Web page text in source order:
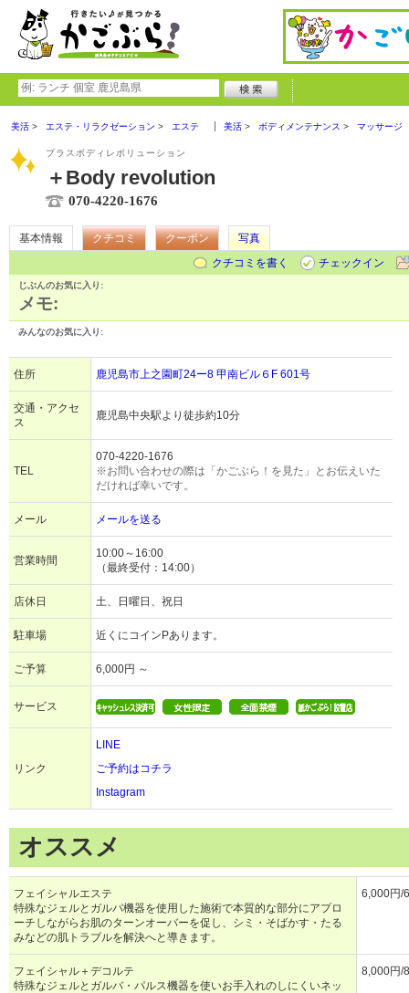
美活 エステ・リラクゼーション エステ 美活 ボディメンテナンス マッサージ
プラスボディレボリューション
＋Body revolution
070-4220-1676
基本情報 クチコミ クーポン
写真
クチコミを書く
チェックイン
じぶんのお気に入り:
メモ:
みんなのお気に入り:
住所 鹿児島市上之園町24ー8 甲南ビル６F 601号
交通・アクセ
ス
鹿児島中央駅より徒歩約10分
TEL
070-4220-1676
※お問い合わせの際は「かごぶら！を見た」とお伝えいた
だければ幸いです。
メール メールを送る
営業時間
10:00～16:00
（最終受付：14:00）
店休日 土、日曜日、祝日
駐車場 近くにコインPあります。
ご予算 6,000円 ～
サービス
リンク
LINE
ご予約はコチラ
Instagram
オススメ
フェイシャルエステ
特殊なジェルとガルバ機器を使用した施術で本質的な部分にアプロ
ーチしながらお肌のターンオーバーを促し、シミ・そばかす・たる
みなどの肌トラブルを解決へと導きます。
6,000円/
フェイシャル＋デコルテ
特殊なジェルとガルバ・パルス機器を使いお手入れのしにくいネッ
8,000円/